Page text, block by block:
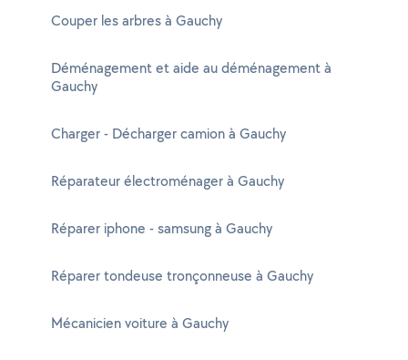
Couper les arbres à Gauchy
Déménagement et aide au déménagement à
Gauchy
Charger - Décharger camion à Gauchy
Réparateur électroménager à Gauchy
Réparer iphone - samsung à Gauchy
Réparer tondeuse tronçonneuse à Gauchy
Mécanicien voiture à Gauchy